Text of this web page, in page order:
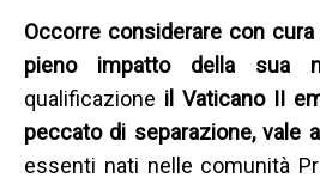
Occorre considerare con
pieno impatto della sua
qualificazione il Vaticano II
peccato di separazione,
essenti nati nelle comunità